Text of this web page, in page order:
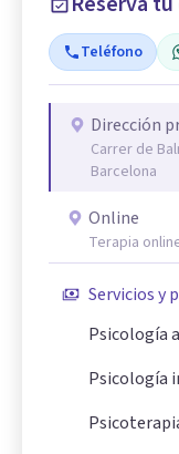
Teléfono
Dirección
Carrer de
Barcelona
Online
Terapia
Servicios y
Psicología
Psicología